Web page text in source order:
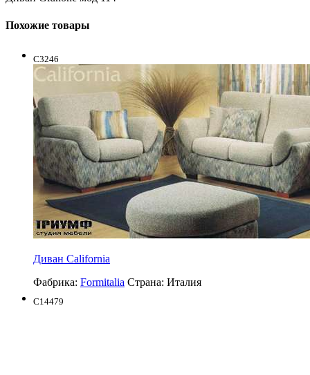
Похожие товары
C3246
Диван California
Фабрика: Formitalia Страна: Италия
C14479